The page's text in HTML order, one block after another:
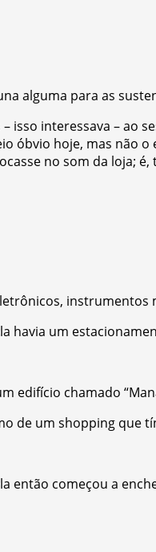
alguma para as
isso interessava – ao
óbvio hoje, mas não
no som da loja;
havia um
edifício chamado
de um shopping que
então começou a